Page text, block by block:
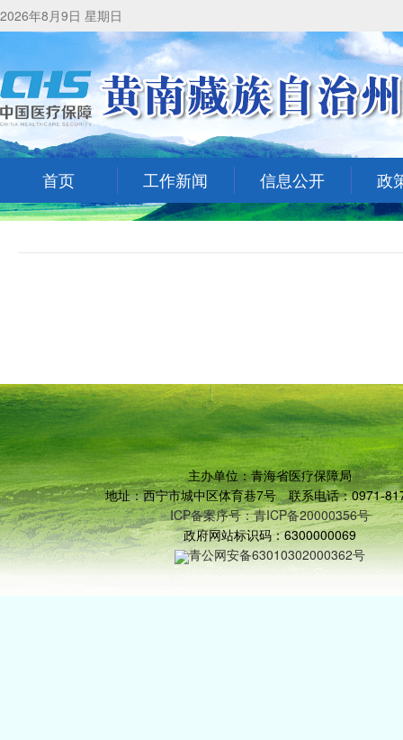
2026年8月9日 星期日
首页 工作新闻 信息公开 政
主办单位：青海省医疗保障局
地址：西宁市城中区体育巷7号 联系电话：0971-
ICP备案序号：青ICP备20000356号
政府网站标识码：6300000069
青公网安备63010302000362号